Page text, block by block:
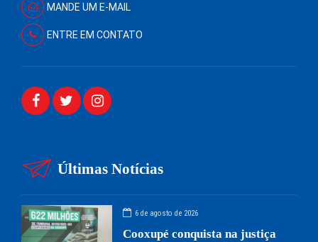
MANDE UM E-MAIL
ENTRE EM CONTATO
Últimas Notícias
6 de agosto de 2026
Cooxupé conquista na justiça